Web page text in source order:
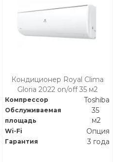
Кондиционер Royal Clima
Gloria 2022 on/off 35 м2
Компрессор Toshiba
Обслуживаемая
площадь
35
м2
Wi-Fi Опция
Гарантия 3 года